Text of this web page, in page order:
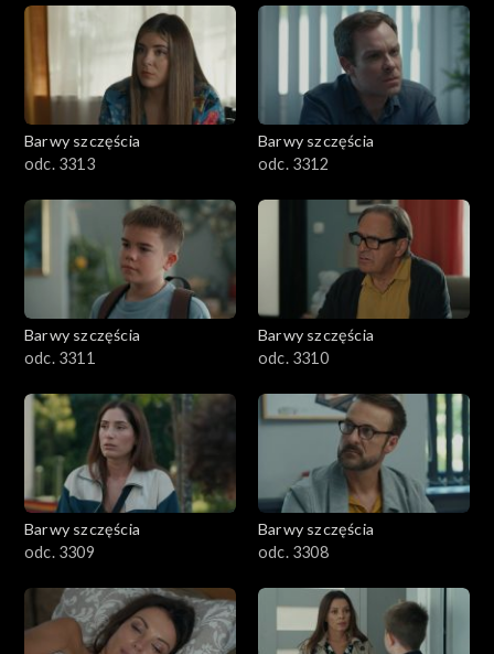
Barwy szczęścia
odc. 3313
Barwy szczęścia
odc. 3312
Barwy szczęścia
odc. 3311
Barwy szczęścia
odc. 3310
Barwy szczęścia
odc. 3309
Barwy szczęścia
odc. 3308